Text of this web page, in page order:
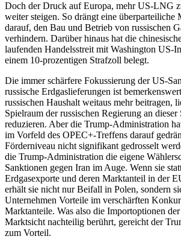
Doch der Druck auf Europa, mehr US-LNG
weitersteigen. So drängt eine überparteiliche
darauf, den Bau und Betrieb von russischen
verhindern. Da­rüber hinaus hat die
laufenden Handelsstreit mit Washing­ton US-
einem 10-pro­zentigen Straf­zoll belegt.
Die immer schärfere Fokussierung der US-
russische Erdgaslieferungen ist
russischen Haushalt weitaus mehr bei­tragen,
Spielraum der russischen Regierung an
reduzieren. Aber die Trump-Administration
im Vorfeld des OPEC+-Treffens darauf
Förderniveau nicht signifikant ge­drosselt
die Trump-Administration die eigene
Sanktionen gegen Iran im Auge. Wenn sie
Erdgasexpor­te und deren Marktanteil in der
erhält sie nicht nur Beifall in Polen, sondern
Unter­nehmen Vorteile im verschärften
Marktanteile. Was also die Importoptionen
Marktsicht nachteilig berührt, gereicht der
zum Vorteil.